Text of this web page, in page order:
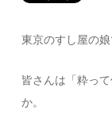
東京のすし屋の
皆さんは「粋っ
か。